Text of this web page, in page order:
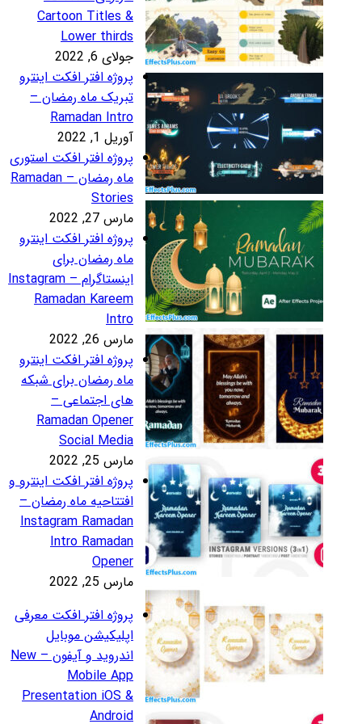
Cartoon Titles
Lower
افتر افکت اینترو
ماه رمضان –
افتر افکت استوری
ماه رمضان – Ramadan
افتر افکت اینترو
رمضان برای
اینستاگرام – Instagram
Ramadan
افتر افکت اینترو
رمضان برای شبکه
اجتماعی –
Ramadan
Social
افتر افکت اینترو و
ماه رمضان –
Instagram
Intro
افتر افکت معرفی
موبایل
اندروید و آیفون – New
Mobile